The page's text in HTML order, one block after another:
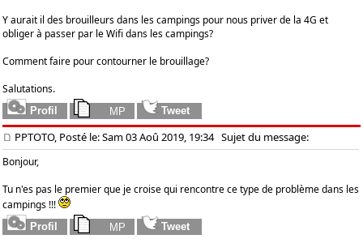
Y aurait il des brouilleurs dans les campings pour nous priver de la 4G et
obliger à passer par le Wifi dans les campings?
Comment faire pour contourner le brouillage?
Salutations.
PPTOTO, Posté le: Sam 03 Aoû 2019, 19:34Sujet du message:
Bonjour,
Tu n'es pas le premier que je croise qui rencontre ce type de problème dans les
campings !!!